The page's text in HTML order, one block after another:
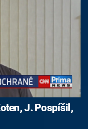
J. Pospíšil,